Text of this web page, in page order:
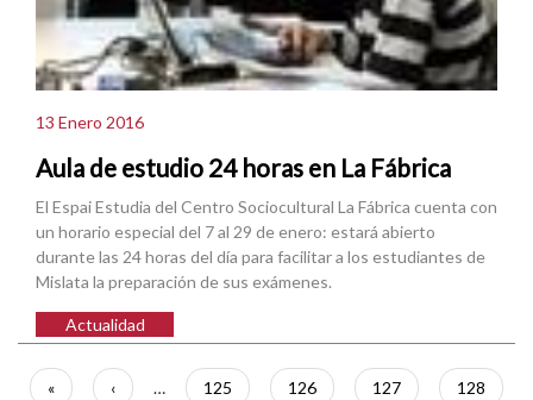
13 Enero 2016
Aula de estudio 24 horas en La Fábrica
El Espai Estudia del Centro Sociocultural La Fábrica cuenta con
un horario especial del 7 al 29 de enero: estará abierto
durante las 24 horas del día para facilitar a los estudiantes de
Mislata la preparación de sus exámenes.
Actualidad
Paginación
Primera
«
Página
‹ … Página
125 Página
126 Página
127 Página
128